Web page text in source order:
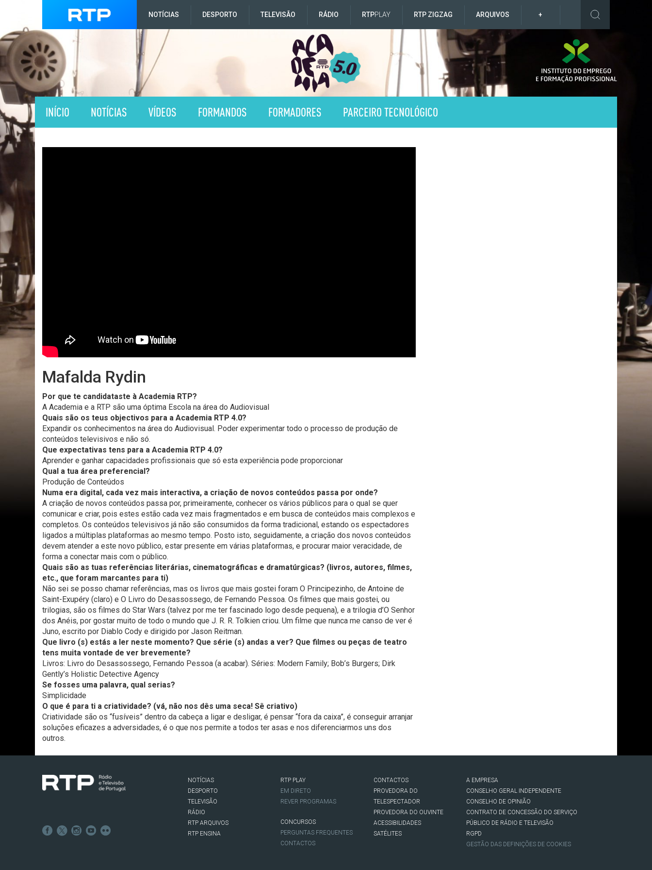
NOTÍCIAS DESPORTO TELEVISÃO RÁDIO RTPPLAY RTP ZIGZAG ARQUIVOS +
INÍCIO NOTÍCIAS VÍDEOS FORMANDOS FORMADORES PARCEIRO TECNOLÓGICO
Mafalda Rydin
Por que te candidataste à Academia RTP?
A Academia e a RTP são uma óptima Escola na área do Audiovisual
Quais são os teus objectivos para a Academia RTP 4.0?
Expandir os conhecimentos na área do Audiovisual. Poder experimentar todo o processo de produção de
conteúdos televisivos e não só.
Que expectativas tens para a Academia RTP 4.0?
Aprender e ganhar capacidades profissionais que só esta experiência pode proporcionar
Qual a tua área preferencial?
Produção de Conteúdos
Numa era digital, cada vez mais interactiva, a criação de novos conteúdos passa por onde?
A criação de novos conteúdos passa por, primeiramente, conhecer os vários públicos para o qual se quer
comunicar e criar, pois estes estão cada vez mais fragmentados e em busca de conteúdos mais complexos e
completos. Os conteúdos televisivos já não são consumidos da forma tradicional, estando os espectadores
ligados a múltiplas plataformas ao mesmo tempo. Posto isto, seguidamente, a criação dos novos conteúdos
devem atender a este novo público, estar presente em várias plataformas, e procurar maior veracidade, de
forma a conectar mais com o público.
Quais são as tuas referências literárias, cinematográficas e dramatúrgicas? (livros, autores, filmes,
etc., que foram marcantes para ti)
Não sei se posso chamar referências, mas os livros que mais gostei foram O Principezinho, de Antoine de
Saint-Exupéry (claro) e O Livro do Desassossego, de Fernando Pessoa. Os filmes que mais gostei, ou
trilogias, são os filmes do Star Wars (talvez por me ter fascinado logo desde pequena), e a trilogia d’O Senhor
dos Anéis, por gostar muito de todo o mundo que J. R. R. Tolkien criou. Um filme que nunca me canso de ver é
Juno, escrito por Diablo Cody e dirigido por Jason Reitman.
Que livro (s) estás a ler neste momento? Que série (s) andas a ver? Que filmes ou peças de teatro
tens muita vontade de ver brevemente?
Livros: Livro do Desassossego, Fernando Pessoa (a acabar). Séries: Modern Family; Bob’s Burgers; Dirk
Gently’s Holistic Detective Agency
Se fosses uma palavra, qual serias?
Simplicidade
O que é para ti a criatividade? (vá, não nos dês uma seca! Sê criativo)
Criatividade são os “fusíveis” dentro da cabeça a ligar e desligar, é pensar “fora da caixa”, é conseguir arranjar
soluções eficazes a adversidades, é o que nos permite a todos ter asas e nos diferenciarmos uns dos
outros.
NOTÍCIAS
DESPORTO
TELEVISÃO
RÁDIO
RTP ARQUIVOS
RTP ENSINA
RTP PLAY
EM DIRETO
REVER PROGRAMAS
CONCURSOS
PERGUNTAS FREQUENTES
CONTACTOS
CONTACTOS
PROVEDORA DO
TELESPECTADOR
PROVEDORA DO OUVINTE
ACESSIBILIDADES
SATÉLITES
A EMPRESA
CONSELHO GERAL INDEPENDENTE
CONSELHO DE OPINIÃO
CONTRATO DE CONCESSÃO DO SERVIÇO
PÚBLICO DE RÁDIO E TELEVISÃO
RGPD
GESTÃO DAS DEFINIÇÕES DE COOKIES